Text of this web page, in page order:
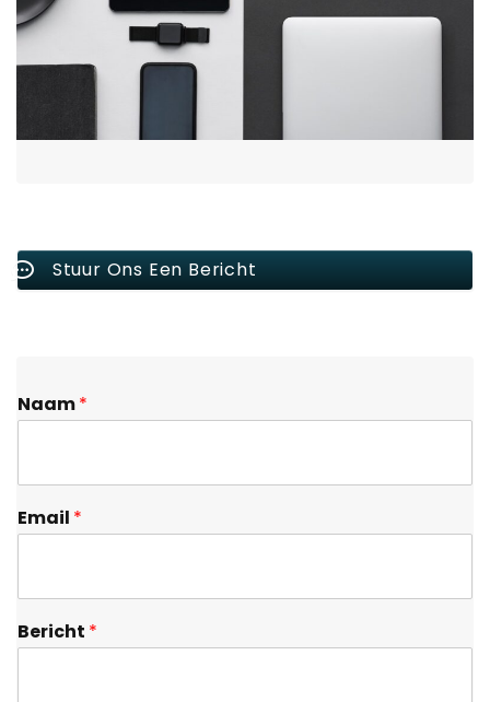
Stuur Ons Een Bericht
Naam*
Email *
Bericht *